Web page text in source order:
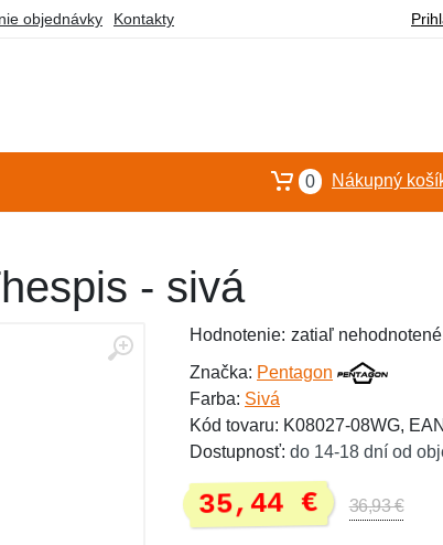
objednávky Kontakty
0 Nákupný
- sivá
Hodnotenie: zatiaľ
Značka: Pentagon
Farba: Sivá
Kód tovaru: K08027-08WG,
Dostupnosť: do 14-18 dní od
35,44 € 36,93 €